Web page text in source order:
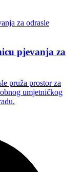
pjevanja za
pruža prostor za
umjetničkog